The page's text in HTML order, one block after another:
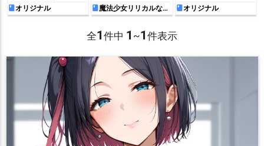
オリジナル
魔法少女リリカルなの
は
オリジナル
全1件中 1 ~1件表示